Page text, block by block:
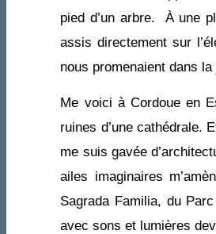
pied d’un arbre. À une
assis directement sur
nous promenaient dans la
Me voici à Cordoue en
ruines d’une cathédrale.
me suis gavée
ailes imaginaires
Sagrada Familia, du
avec sons et lumières